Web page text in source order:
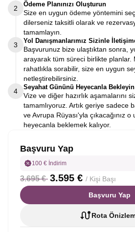
2
Ödeme Planınızı Oluşturun
Size en uygun ödeme yöntemini
dilerseniz taksitli olarak ve
tamamlayın.
3
Yol Danışmanlarımız Sizinle
Başvurunuz bize ulaştıktan sonra,
arayarak tüm süreci birlikte planlar.
rahatlıkla sorabilir, size en uygun
netleştirebilirsiniz.
4
Seyahat Gününü Heyecanla Bekleyin
Vize ve diğer hazırlık aşamalarını
tamamlıyoruz. Artık geriye sadece
ve Avrupa Rüyası'yla çıkacağınız
heyecanla beklemek kalıyor.
Başvuru Yap
100 € İndirim
3.695 € 3.595 € / Kişi Başı
Başvuru Yap
Rota